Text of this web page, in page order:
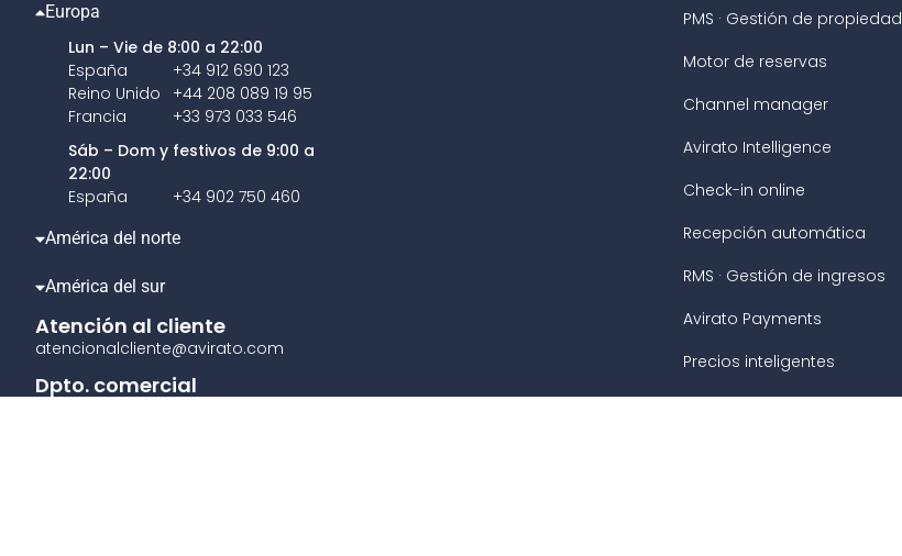
Europa
Lun – Vie de 8:00 a 22:00
España
+34 912 690 123
Reino Unido
+44 208 089 19 95
Francia
+33 973 033 546
Sáb – Dom y festivos de 9:00 a
22:00
España
+34 902 750 460
América del norte
América del sur
Atención al cliente
atencionalcliente@avirato.com
Dpto. comercial
PMS · Gestión de propiedad
Motor de reservas
Channel manager
Avirato Intelligence
Check-in online
Recepción automática
RMS · Gestión de ingresos
Avirato Payments
Precios inteligentes